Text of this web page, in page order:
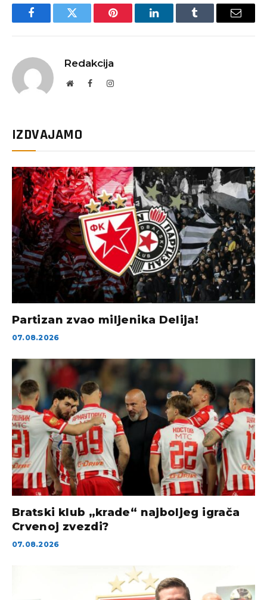
FacebookTwitter Pinterest LinkedInTumblr Email
Redakcija
WebsiteFacebookInstagram
IZDVAJAMO
Partizan zvao miljenika Delija!
07.08.2026
Bratski klub „krade“ najboljeg igrača
Crvenoj zvezdi?
07.08.2026